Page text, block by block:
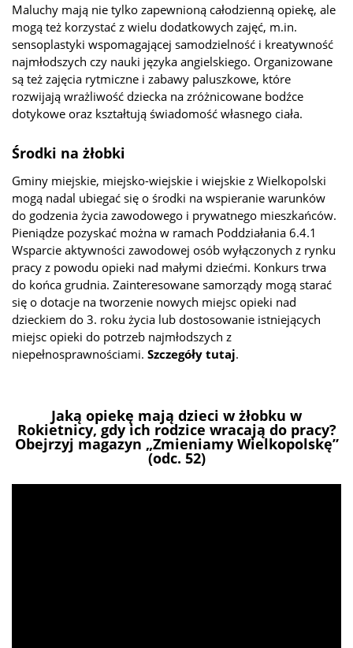
Maluchy mają nie tylko zapewnioną całodzienną opiekę, ale
mogą też korzystać z wielu dodatkowych zajęć, m.in.
sensoplastyki wspomagającej samodzielność i kreatywność
najmłodszych czy nauki języka angielskiego. Organizowane
są też zajęcia rytmiczne i zabawy paluszkowe, które
rozwijają wrażliwość dziecka na zróżnicowane bodźce
dotykowe oraz kształtują świadomość własnego ciała.
Środki na żłobki
Gminy miejskie, miejsko-wiejskie i wiejskie z Wielkopolski
mogą nadal ubiegać się o środki na wspieranie warunków
do godzenia życia zawodowego i prywatnego mieszkańców.
Pieniądze pozyskać można w ramach Poddziałania 6.4.1
Wsparcie aktywności zawodowej osób wyłączonych z rynku
pracy z powodu opieki nad małymi dziećmi. Konkurs trwa
do końca grudnia. Zainteresowane samorządy mogą starać
się o dotacje na tworzenie nowych miejsc opieki nad
dzieckiem do 3. roku życia lub dostosowanie istniejących
miejsc opieki do potrzeb najmłodszych z
niepełnosprawnościami. Szczegóły tutaj.
Jaką opiekę mają dzieci w żłobku w
Rokietnicy, gdy ich rodzice wracają do pracy?
Obejrzyj magazyn „Zmieniamy Wielkopolskę”
(odc. 52)